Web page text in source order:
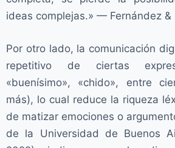
ideas complejas.» — Fernández &
Por otro lado, la comunicación
repetitivo de ciertas
«buenísimo», «chido», entre
más), lo cual reduce la riqueza
de matizar emociones o
de la Universidad de Buenos